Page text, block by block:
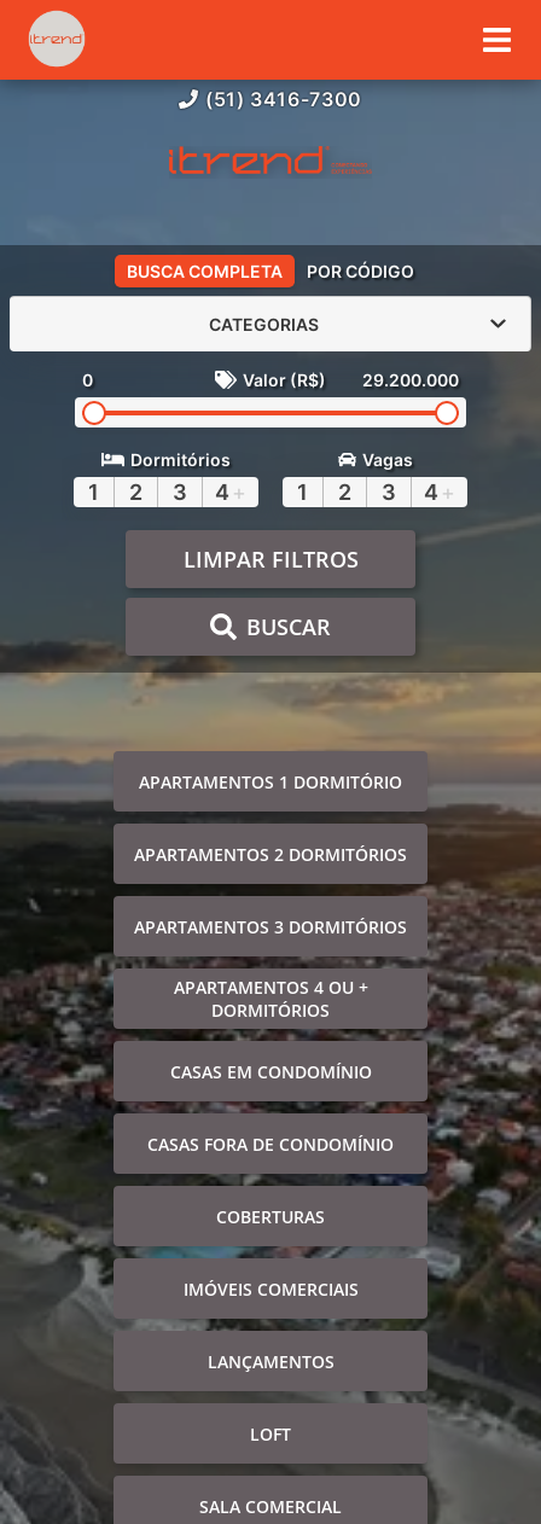
(51) 3416-7300
BUSCA COMPLETA POR CÓDIGO
CATEGORIAS
0 Valor (R$) 29.200.000
Dormitórios
1 2 3 4 +
Vagas
1 2 3 4 +
LIMPAR FILTROS
BUSCAR
APARTAMENTOS 1 DORMITÓRIO
APARTAMENTOS 2 DORMITÓRIOS
APARTAMENTOS 3 DORMITÓRIOS
APARTAMENTOS 4 OU +
DORMITÓRIOS
CASAS EM CONDOMÍNIO
CASAS FORA DE CONDOMÍNIO
COBERTURAS
IMÓVEIS COMERCIAIS
LANÇAMENTOS
LOFT
SALA COMERCIAL